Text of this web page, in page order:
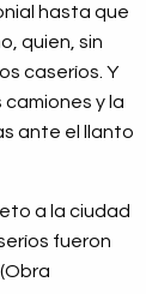
hasta que
quien, sin
caseríos. Y
y la
ante el llanto
a la ciudad
fueron